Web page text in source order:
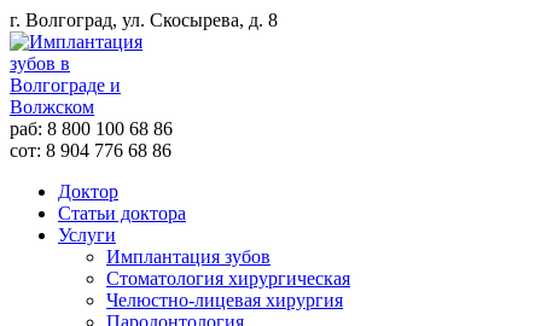
г. Волгоград, ул. Скосырева, д. 8
раб: 8 800 100 68 86
сот: 8 904 776 68 86
Доктор
Статьи доктора
Услуги
Имплантация зубов
Стоматология хирургическая
Челюстно-лицевая хирургия
Пародонтология